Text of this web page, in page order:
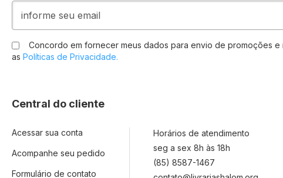
Inscreva-
na
nossa
Newsletter:
Concordo em fornecer meus dados para envio de promoções
as Políticas de Privacidade.
Central do cliente
Acessar sua conta
Acompanhe seu pedido
Formulário de contato
Horários de atendimento
seg a sex 8h às 18h
(85) 8587-1467